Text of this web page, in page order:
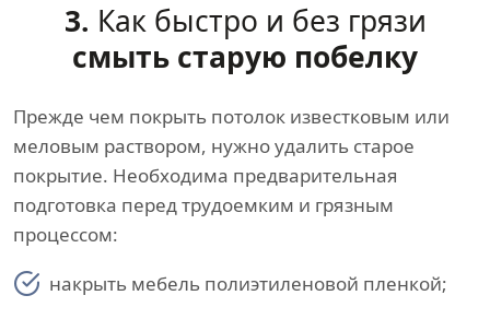
3. Как быстро и без грязи
смыть старую побелку
Прежде чем покрыть потолок известковым или
меловым раствором, нужно удалить старое
покрытие. Необходима предварительная
подготовка перед трудоемким и грязным
процессом:
накрыть мебель полиэтиленовой пленкой;